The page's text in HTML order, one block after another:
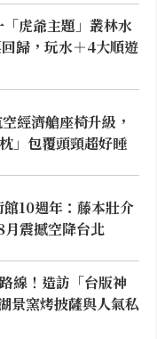
「虎爺主題」叢林水
歸，玩水＋4大順遊
經濟艙座椅升級，
」包覆頭頸超好睡
10週年：藤本壯介
震撼空降台北
線！造訪「台版神
景窯烤披薩與人氣私